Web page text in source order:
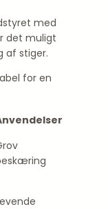
med
det muligt
af stiger.
for en